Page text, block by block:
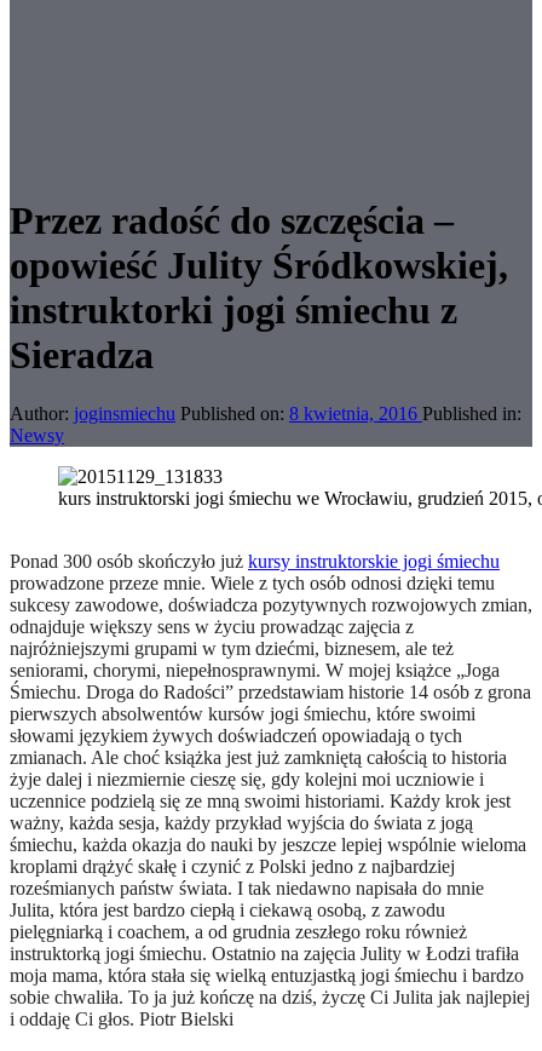
Przez radość do szczęścia –
opowieść Julity Śródkowskiej,
instruktorki jogi śmiechu z
Sieradza
Author: joginsmiechu Published on: 8 kwietnia, 2016 Published in:
Newsy
kurs instruktorski jogi śmiechu we Wrocławiu, grudzień
Ponad 300 osób skończyło już kursy instruktorskie jogi śmiechu
prowadzone przeze mnie. Wiele z tych osób odnosi dzięki temu
sukcesy zawodowe, doświadcza pozytywnych rozwojowych zmian,
odnajduje większy sens w życiu prowadząc zajęcia z
najróżniejszymi grupami w tym dziećmi, biznesem, ale też
seniorami, chorymi, niepełnosprawnymi. W mojej książce „Joga
Śmiechu. Droga do Radości” przedstawiam historie 14 osób z grona
pierwszych absolwentów kursów jogi śmiechu, które swoimi
słowami językiem żywych doświadczeń opowiadają o tych
zmianach. Ale choć książka jest już zamkniętą całością to historia
żyje dalej i niezmiernie cieszę się, gdy kolejni moi uczniowie i
uczennice podzielą się ze mną swoimi historiami. Każdy krok jest
ważny, każda sesja, każdy przykład wyjścia do świata z jogą
śmiechu, każda okazja do nauki by jeszcze lepiej wspólnie wieloma
kroplami drążyć skałę i czynić z Polski jedno z najbardziej
roześmianych państw świata. I tak niedawno napisała do mnie
Julita, która jest bardzo ciepłą i ciekawą osobą, z zawodu
pielęgniarką i coachem, a od grudnia zeszłego roku również
instruktorką jogi śmiechu. Ostatnio na zajęcia Julity w Łodzi trafiła
moja mama, która stała się wielką entuzjastką jogi śmiechu i bardzo
sobie chwaliła. To ja już kończę na dziś, życzę Ci Julita jak najlepiej
i oddaję Ci głos. Piotr Bielski